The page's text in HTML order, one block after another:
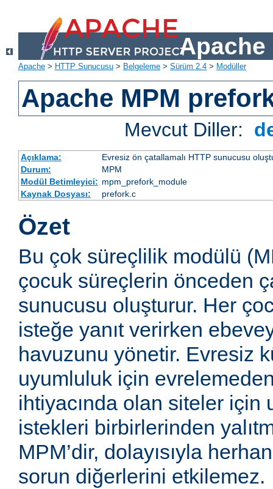
Apache
Apache > HTTP Sunucusu > Belgeleme > Sürüm 2.4 > Modüller
Apache MPM
Mevcut Diller:
Açıklama:
Evresiz ön çatallamalı HTTP sunucusu
Durum:
MPM
Modül Betimleyici: mpm_prefork_module
Kaynak Dosyası:
prefork.c
Özet
Bu çok süreçlilik modülü
çocuk süreçlerin önceden
sunucusu oluşturur. Her
isteğe yanıt verirken
havuzunu yönetir. Evresiz
uyumluluk için
ihtiyacında olan siteler için
istekleri birbirlerinden
MPM’dir, dolayısıyla
sorun diğerlerini etkilemez.